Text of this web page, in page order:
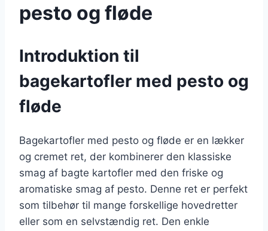
pesto og fløde
Introduktion til
bagekartofler med pesto og
fløde
Bagekartofler med pesto og fløde er en lækker
og cremet ret, der kombinerer den klassiske
smag af bagte kartofler med den friske og
aromatiske smag af pesto. Denne ret er perfekt
som tilbehør til mange forskellige hovedretter
eller som en selvstændig ret. Den enkle